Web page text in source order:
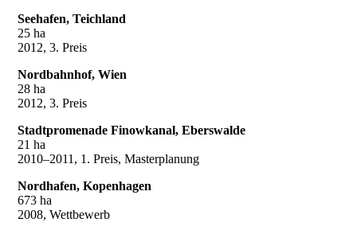
Seehafen, Teichland
25 ha
2012, 3. Preis
Nordbahnhof, Wien
28 ha
2012, 3. Preis
Stadtpromenade Finowkanal, Eberswalde
21 ha
2010–2011, 1. Preis, Masterplanung
Nordhafen, Kopenhagen
673 ha
2008, Wettbewerb